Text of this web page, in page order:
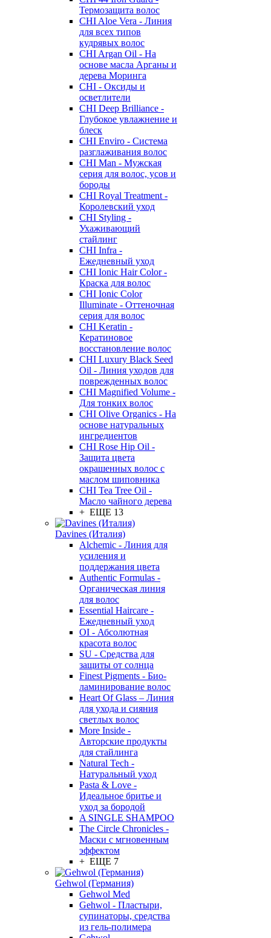
Термозащита волос
CHI Aloe Vera - Линия
для всех типов
кудрявых волос
CHI Argan Oil - На
основе масла Арганы и
дерева Моринга
CHI - Оксиды и
осветлители
CHI Deep Brilliance -
Глубокое увлажнение и
блеск
CHI Enviro - Система
разглаживания волос
CHI Man - Мужская
серия для волос, усов и
бороды
CHI Royal Treatment -
Королевский уход
CHI Styling -
Ухаживающий
стайлинг
CHI Infra -
Ежедневный уход
CHI Ionic Hair Color -
Краска для волос
CHI Ionic Color
Illuminate - Оттеночная
серия для волос
CHI Keratin -
Кератиновое
восстановление волос
CHI Luxury Black Seed
Oil - Линия уходов для
поврежденных волос
CHI Magnified Volume -
Для тонких волос
CHI Olive Organics - На
основе натуральных
ингредиентов
CHI Rose Hip Oil -
Защита цвета
окрашенных волос с
маслом шиповника
CHI Tea Tree Oil -
Масло чайного дерева
+ ЕЩЕ 13
Davines (Италия)
Alchemic - Линия для
усиления и
поддержания цвета
Authentic Formulas -
Органическая линия
для волос
Essential Haircare -
Eжедневный уход
OI - Абсолютная
красота волос
SU - Средства для
защиты от солнца
Finest Pigments - Био-
ламинирование волос
Heart Of Glass – Линия
для ухода и сияния
светлых волос
More Inside -
Авторские продукты
для стайлинга
Natural Tech -
Натуральный уход
Pasta & Love -
Идеальное бритье и
уход за бородой
A SINGLE SHAMPOO
The Circle Chronicles -
Маски с мгновенным
эффектом
+ ЕЩЕ 7
Gehwol (Германия)
Gehwol Med
Gehwol - Пластыри,
супинаторы, средства
из гель-полимера